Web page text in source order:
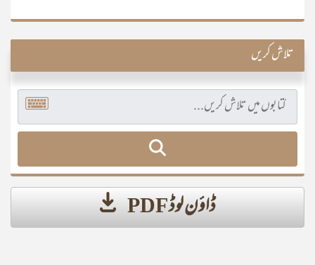
تلاش کریں
ڈاؤن لوڈ PDF